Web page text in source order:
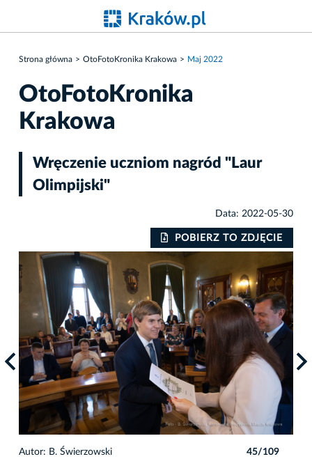
Strona główna OtoFotoKronika Krakowa Maj 2022
OtoFotoKronika
Krakowa
Wręczenie uczniom nagród "Laur
Olimpijski"
Data: 2022-05-30
POBIERZ TO ZDJĘCIE
Autor: B. Świerzowski 45/109